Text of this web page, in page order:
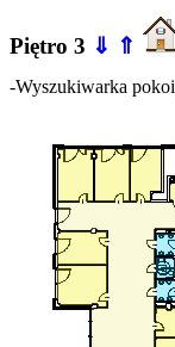
Piętro 3 ⇓ ⇑
-Wyszukiwarka pokoi